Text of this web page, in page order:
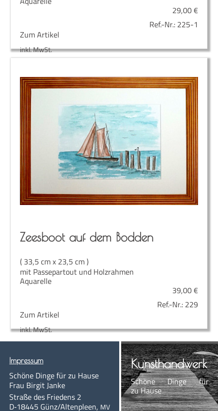
29,00€
Ref.-Nr.: 225-1
Zum Artikel
inkl. MwSt.
Zees­boot auf dem Bodden
( 33,5 cm x 23,5 cm )
mit Passepartout und Holzrahmen
Aquarelle
39,00€
Ref.-Nr.: 229
Zum Artikel
inkl. MwSt.
Impres­sum
Schö­ne Din­ge für zu Hause
Frau Bir­git Janke
Stra­ße des Frie­dens 2
D‑18445 Günz/Altenpleen, MV
Kunst­hand­werk
Schö­ne Din­ge für
zu Hause